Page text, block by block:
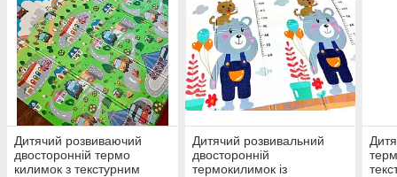
Дитячий розвиваючий
двосторонній термо
килимок з текстурним
Дитячий розвивальний
двосторонній
термокилимок із